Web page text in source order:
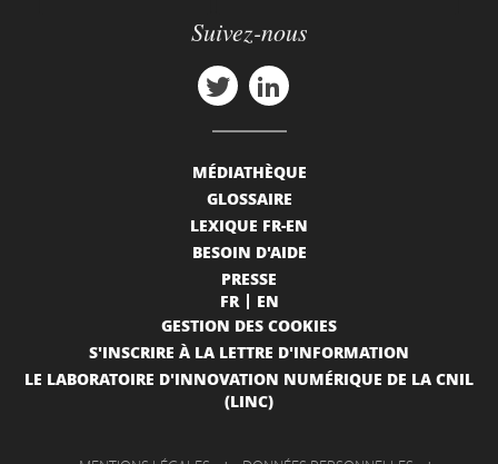
Suivez-nous
MÉDIATHÈQUE
GLOSSAIRE
LEXIQUE FR-EN
BESOIN D'AIDE
PRESSE
FR
EN
GESTION DES COOKIES
S'INSCRIRE À LA LETTRE D'INFORMATION
LE LABORATOIRE D'INNOVATION NUMÉRIQUE DE LA CNIL
(LINC)